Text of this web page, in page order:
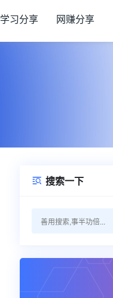
学习分享 网赚分享
 搜索一下